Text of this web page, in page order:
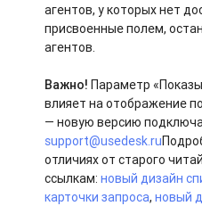
агентов, у которых нет
присвоенные полем,
агентов.
Важно!Параметр
влияет на отображение
— новую версию
support@usedesk.ru
отличиях от старого
ссылкам:новый дизайн
карточки запроса,новый